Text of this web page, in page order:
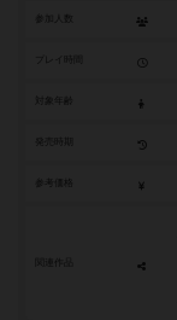
参加人数
参考価格
関連作品